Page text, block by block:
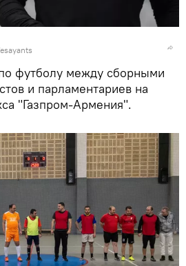
футболу между сборными
и парламентариев на
"Газпром-Армения".